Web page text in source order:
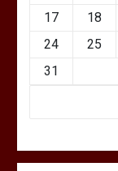
17
18
24
25
31